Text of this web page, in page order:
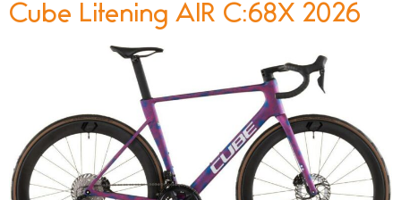
Cube Litening AIR C:68X 2026